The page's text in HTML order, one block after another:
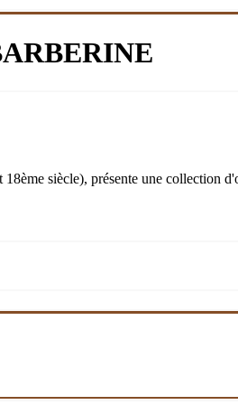
siècle), présente une collection